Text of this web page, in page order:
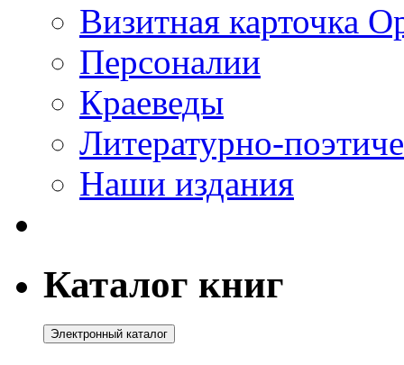
Визитная карточка
Персоналии
Краеведы
Литературно-
Наши издания
Каталог книг